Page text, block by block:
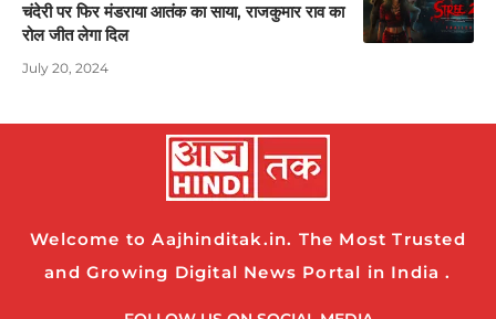
चंदेरी पर फिर मंडराया आतंक का साया, राजकुमार राव का
रोल जीत लेगा दिल
July 20, 2024
Welcome to Aajhinditak.in. The Most Trusted
and Growing Digital News Portal in India .